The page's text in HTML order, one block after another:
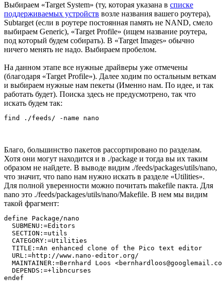
Выбираем «Target System» (ту, которая указана в списке
поддерживаемых устройств возле названия вашего роутера),
Subtarget (если в роутере постоянная память не NAND, смело
выбираем Generic), «Target Profile» (ищем название роутера,
под который будем собирать). В «Target Images» обычно
ничего менять не надо. Выбираем пробелом.
На данном этапе все нужные драйверы уже отмечены
(благодаря «Target Profile»). Далее ходим по остальным веткам
и выбираем нужные нам пекеты (Именно нам. По идее, и так
работать будет). Поиска здесь не предусмотрено, так что
искать будем так:
Благо, большинство пакетов рассортировано по разделам.
Хотя они могут находится и в ./package и тогда вы их таким
образом не найдете. В выводе видим ./feeds/packages/utils/nano,
что значит, что nano нам нужно искать в разделе «Utilities».
Для полной уверенности можно почитать makefile пакта. Для
nano это ./feeds/packages/utils/nano/Makefile. В нем мы видим
такой фрагмент:
define Package/nano
  SUBMENU:=Editors
  SECTION:=utils
  CATEGORY:=Utilities
  TITLE:=An enhanced clone of the Pico text editor
  URL:=http://www.nano-editor.org/
MAINTAINER:=Bernhard Loos
  DEPENDS:=+libncurses